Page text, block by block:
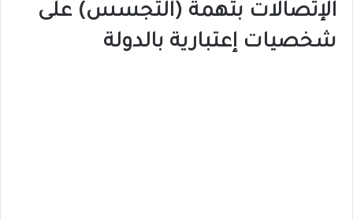
الإتصالات بتهمة (التجسس) على
شخصيات إعتبارية بالدولة